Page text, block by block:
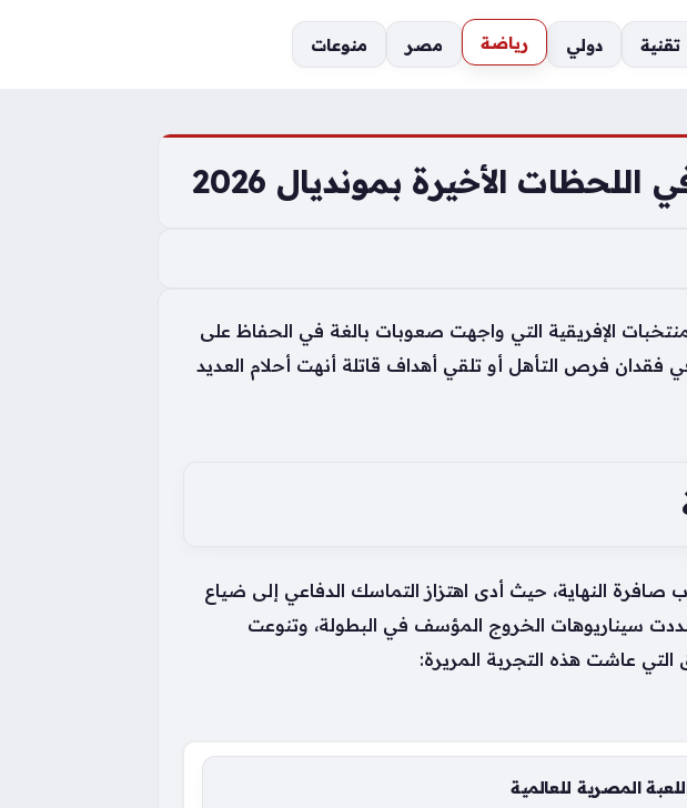
تقنية دولي رياضة مصر منوعات
الأخيرة بمونديال 2026
أمام طموحات المنتخبات الإفريقية التي واجهت صعوبات بالغة في الحفاظ على
فقدان فرص التأهل أو تلقي أهداف قاتلة أنهت أحلام العديد
صافرة النهاية، حيث أدى اهتزاز التماسك الدفاعي إلى ضياع
سيناريوهات الخروج المؤسف في البطولة، وتنوعت
عاشت هذه التجربة المريرة:
المصرية للعالمية